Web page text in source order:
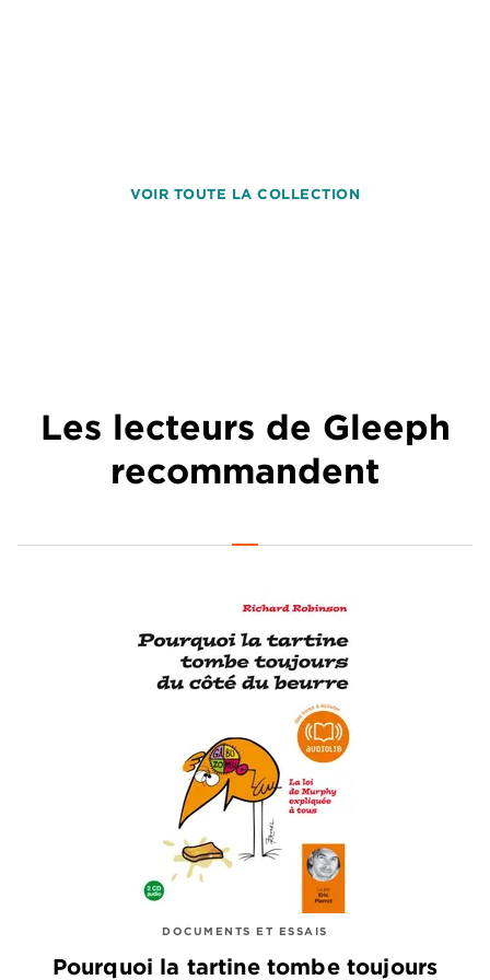
VOIR TOUTE LA COLLECTION
Les lecteurs de Gleeph
recommandent
DOCUMENTS ET ESSAIS
Pourquoi la tartine tombe toujours